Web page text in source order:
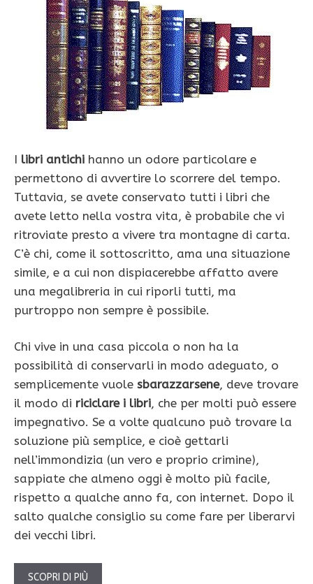
I libri antichi hanno un odore particolare e
permettono di avvertire lo scorrere del tempo.
Tuttavia, se avete conservato tutti i libri che
avete letto nella vostra vita, è probabile che vi
ritroviate presto a vivere tra montagne di carta.
C’è chi, come il sottoscritto, ama una situazione
simile, e a cui non dispiacerebbe affatto avere
una megalibreria in cui riporli tutti, ma
purtroppo non sempre è possibile.
Chi vive in una casa piccola o non ha la
possibilità di conservarli in modo adeguato, o
semplicemente vuole sbarazzarsene, deve trovare
il modo di riciclare i libri, che per molti può essere
impegnativo. Se a volte qualcuno può trovare la
soluzione più semplice, e cioè gettarli
nell’immondizia (un vero e proprio crimine),
sappiate che almeno oggi è molto più facile,
rispetto a qualche anno fa, con internet. Dopo il
salto qualche consiglio su come fare per liberarvi
dei vecchi libri.
SCOPRI DI PIÙ